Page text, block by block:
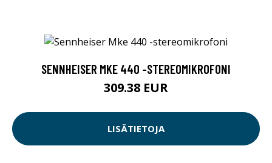
SENNHEISER MKE 440 -STEREOMIKROFONI
309.38 EUR
LISÄTIETOJA